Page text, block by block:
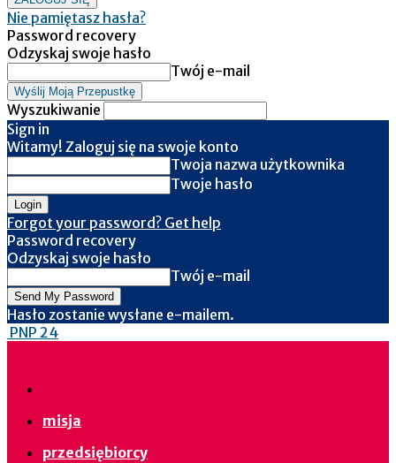
Nie pamiętasz hasła?
Password recovery
Odzyskaj swoje hasło
Twój e-mail
Wyszukiwanie
Sign in
Witamy! Zaloguj się na swoje konto
Twoja nazwa użytkownika
Twoje hasło
Forgot your password? Get help
Password recovery
Odzyskaj swoje hasło
Twój e-mail
Hasło zostanie wysłane e-mailem.
PNP 24
misja
przedsiębiorcy